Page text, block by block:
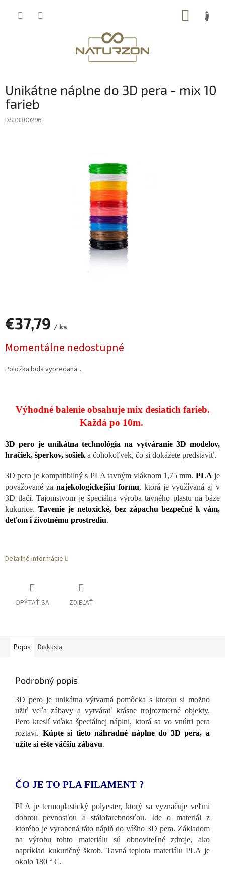
Unikátne náplne do 3D pera - mix 10
farieb
DS33300296
€37,79 / ks
cena:
Momentálne nedostupné
Položka bola vypredaná…
Výhodné balenie obsahuje mix desiatich farieb.
Každá po 10m.
3D pero je unikátna technológia na vytváranie 3D modelov,
hračiek, šperkov, sošiek a čohokoľvek, čo si dokážete predstaviť.
3D pero je kompatibilný s PLA tavným vláknom 1,75 mm. PLA je
považované za najekologickejšiu formu, ktorá je využívaná aj v
3D tlači. Tajomstvom je špeciálna výroba tavného plastu na báze
kukurice. Tavenie je netoxické, bez zápachu bezpečné k vám,
deťom i životnému prostrediu.
Detailné informácie
OPÝTAŤ SA ZDIEĽAŤ
Popis Diskusia
Podrobný popis
3D pero je unikátna výtvarná pomôcka s ktorou si možno
užiť veľa zábavy a vytvárať krásne trojrozmerné objekty.
Pero kreslí vďaka špeciálnej náplni, ktorá sa vo vnútri pera
roztaví. Kúpte si tieto náhradné náplne do 3D pera, a
užite si ešte väčšiu zábavu.
ČO JE TO PLA FILAMENT ?
PLA je termoplastický polyester, ktorý sa vyznačuje veľmi
dobrou pevnosťou a stálofarebnosťou. Ide o materiál z
ktorého je vyrobená táto náplň do vášho 3D pera. Základom
na výrobu tohto materiálu sú obnoviteľné zdroje, ako
napríklad kukuričný škrob. Tavná teplota materiálu PLA je
okolo 180 ° C.